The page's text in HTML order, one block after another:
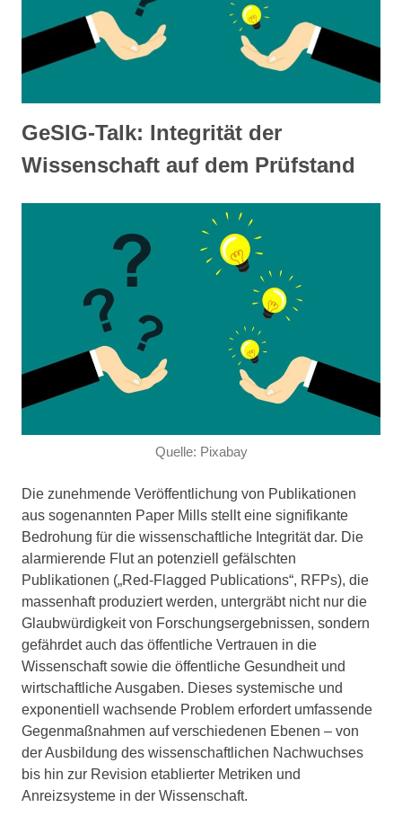
GeSIG-Talk: Integrität der
Wissenschaft auf dem Prüfstand
Quelle: Pixabay
Die zunehmende Veröffentlichung von Publikationen
aus sogenannten Paper Mills stellt eine signifikante
Bedrohung für die wissenschaftliche Integrität dar. Die
alarmierende Flut an potenziell gefälschten
Publikationen („Red-Flagged Publications“, RFPs), die
massenhaft produziert werden, untergräbt nicht nur die
Glaubwürdigkeit von Forschungsergebnissen, sondern
gefährdet auch das öffentliche Vertrauen in die
Wissenschaft sowie die öffentliche Gesundheit und
wirtschaftliche Ausgaben. Dieses systemische und
exponentiell wachsende Problem erfordert umfassende
Gegenmaßnahmen auf verschiedenen Ebenen – von
der Ausbildung des wissenschaftlichen Nachwuchses
bis hin zur Revision etablierter Metriken und
Anreizsysteme in der Wissenschaft.